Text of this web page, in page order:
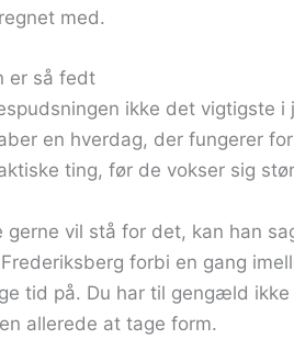
med.
er så fedt
ikke det vigtigste
en hverdag, der fungerer
ting, før de vokser sig
vil stå for det, kan han
forbi en gang
tid på. Du har til gengæld
allerede at tage form.